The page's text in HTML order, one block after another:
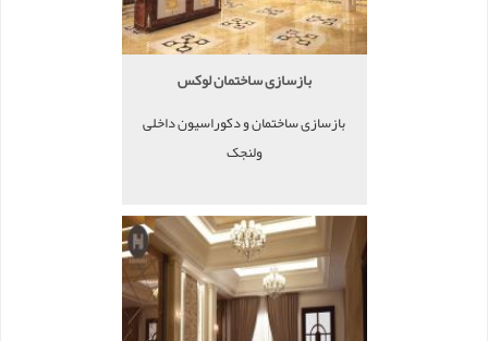
بازسازی ساختمان لوکس
بازسازی ساختمان و دکوراسیون داخلی
ولنجک